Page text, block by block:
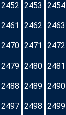
2452 2453 2454
2461 2462 2463
2470 2471 2472
2479 2480 2481
2488 2489 2490
2497 2498 2499